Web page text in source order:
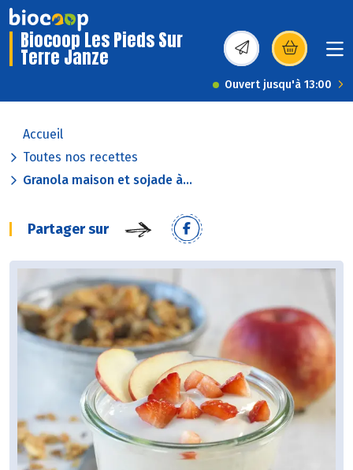
Biocoop Les Pieds Sur
Terre Janze (s’ouvre dans une
Ouvert jusqu'à 13:00
Accueil
Toutes nos recettes
Granola maison et sojade à...
Partager sur